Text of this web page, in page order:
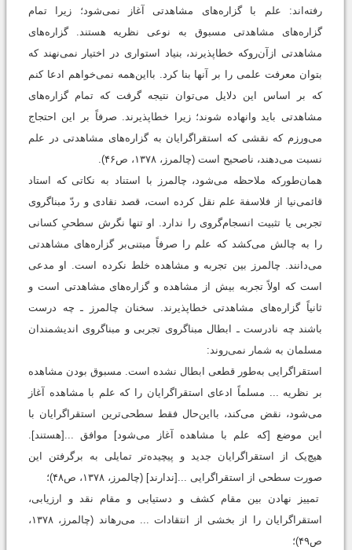
رفته‌اند: علم با گزاره‌های مشاهدتی آغاز نمی‌شود؛ زیرا تمام
گزاره‌های مشاهدتی مسبوق به نوعی نظریه هستند. گزاره‌های
مشاهدتی ازآن‌روکه خطاپذیرند، بنیاد استواری در اختیار نمی‌نهند که
بتوان معرفت علمی را بر آنها بنا کرد. بااین‌همه نمی‌خواهم ادعا کنم
که بر اساس این دلایل می‌توان نتیجه گرفت که تمام گزاره‌های
مشاهدتی باید وانهاده شوند؛ زیرا خطاپذیرند. صرفاً بر این احتجاج
می‌ورزم که نقشی که استقراگرایان به گزاره‌های مشاهدتی در علم
نسبت می‌دهند، ناصحیح است (چالمرز، ۱۳۷۸، ص۴۶).
همان‌طورکه ملاحظه می‌شود، چالمرز با استناد به نکاتی که استاد
قائمی‌نیا از فلاسفة علم نقل کرده است، قصد نقادی و ردّ مبناگروی
تجربی یا تثبیت انسجام‌گروی را ندارد. او تنها نگرش سطحیِ کسانی
را به چالش می‌کشد که علم را صرفاً مبتنی‌بر گزاره‌های مشاهدتی
می‌دانند. چالمرز بین تجربه و مشاهده خلط نکرده است. او مدعی
است که اولاً تجربه بیش از مشاهده و گزاره‌های مشاهدتی است و
ثانیاً گزاره‌های مشاهدتی خطاپذیرند. سخنان چالمرز ـ چه درست
باشند چه نادرست ـ ابطال مبناگروی تجربی و مبناگروی اندیشمندان
مسلمان به شمار نمی‌روند:
استقراگرایی به‌طور قطعی ابطال نشده است. مسبوق بودن مشاهده
بر نظریه ... مسلماً ادعای استقراگرایان را که علم با مشاهده آغاز
می‌شود، نقض می‌کند، بااین‌حال فقط سطحی‌ترین استقراگرایان با
این موضع [که علم با مشاهده آغاز می‌شود] موافق ...[هستند].
هیچ‌یک از استقراگرایان جدید و پیچیده‌تر تمایلی به برگرفتن این
صورت سطحی از استقراگرایی ...[ندارند] (چالمرز، ۱۳۷۸، ص۴۸)؛
تمییز نهادن بین مقام کشف و دستیابی و مقام نقد و ارزیابی،
استقراگرایان را از بخشی از انتقادات ... می‌رهاند (چالمرز، ۱۳۷۸،
ص۴۹)؛